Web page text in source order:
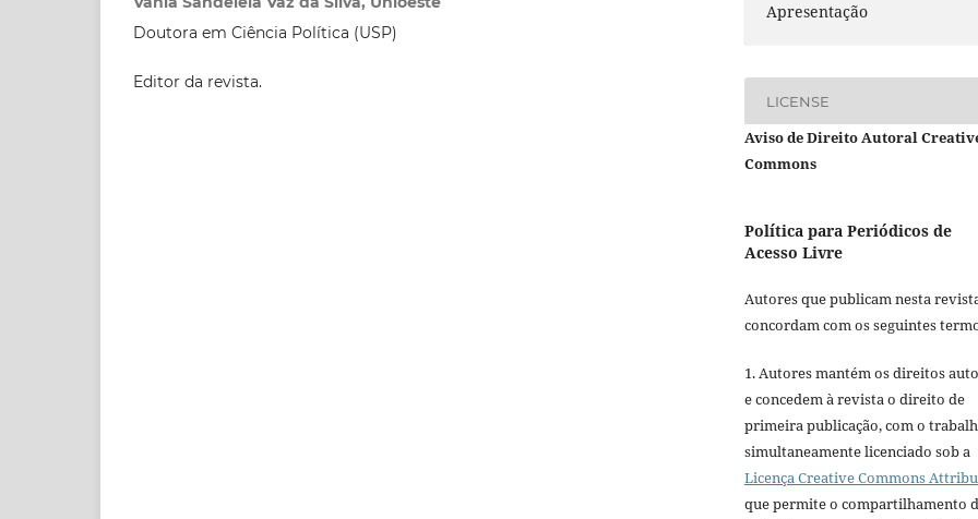
Doutora em Ciência Política (USP)
Editor da revista.
Apresentação
LICENSE
Aviso de Direito Autoral
Commons
Política para Periódicos de
Acesso Livre
Autores que publicam nesta
concordam com os seguintes
1. Autores mantém os direitos
e concedem à revista o direito de
primeira publicação, com o
simultaneamente licenciado sob a
Licença Creative Commons
que permite o compartilhamento